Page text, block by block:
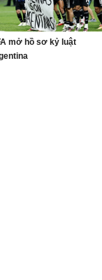
mở hồ sơ kỷ luật